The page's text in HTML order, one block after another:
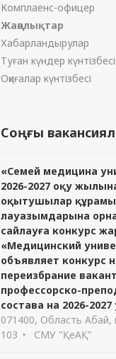
Комплаенс-офицер
Жаңалықтар
Хабарландырулар
Туған күндер күнтізбесі
Оқиғалар күнтізбесі
Соңғы
«Семей медицина
2026-2027 оқу
оқытушылар
лауазымдарына
сайлауға конкурс
«Медицинский
объявляет конкурс
переизбрание
профессорско-
состава на 2026-
071400, Область Абай,
103
СМУ "ҚеАҚ"